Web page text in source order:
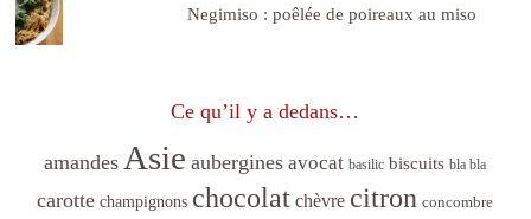
Negimiso : poêlée de poireaux au miso
Ce qu’il y a dedans…
amandes Asie aubergines avocat basilic biscuits bla bla
carotte champignons chocolat chèvre citron concombre